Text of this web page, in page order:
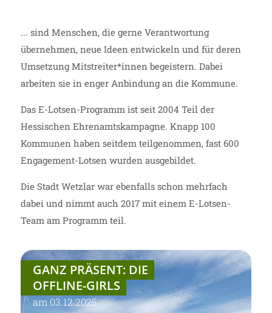
... sind Menschen, die gerne Verantwortung
übernehmen, neue Ideen entwickeln und für deren
Umsetzung Mitstreiter*innen begeistern. Dabei
arbeiten sie in enger Anbindung an die Kommune.
Das E-Lotsen-Programm ist seit 2004 Teil der
Hessischen Ehrenamtskampagne. Knapp 100
Kommunen haben seitdem teilgenommen, fast 600
Engagement-Lotsen wurden ausgebildet.
Die Stadt Wetzlar war ebenfalls schon mehrfach
dabei und nimmt auch 2017 mit einem E-Lotsen-
Team am Programm teil.
GANZ PRÄSENT: DIE
OFFLINE-GIRLS
am 03.12.2025